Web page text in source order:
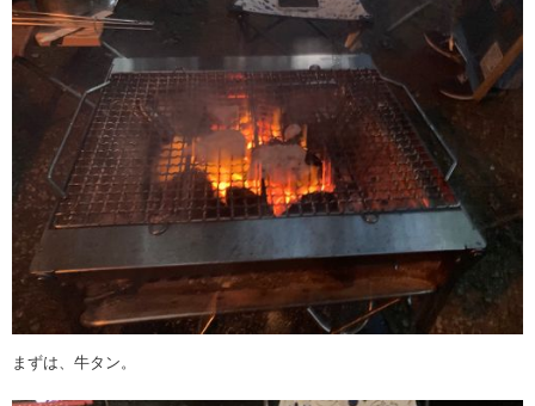
まずは、牛タン。